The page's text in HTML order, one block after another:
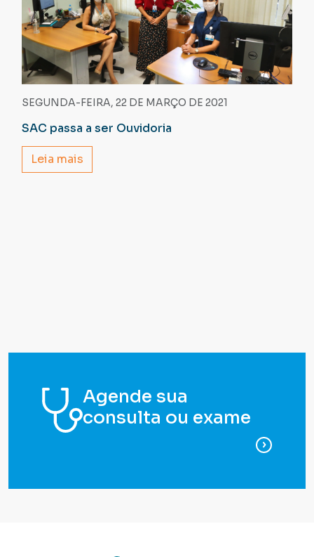
SEGUNDA-FEIRA, 22 DE MARÇO DE 2021
SAC passa a ser Ouvidoria
Leia mais
Agende sua
consulta ou exame
para